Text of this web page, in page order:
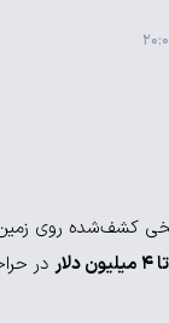
کشف‌شده روی
در